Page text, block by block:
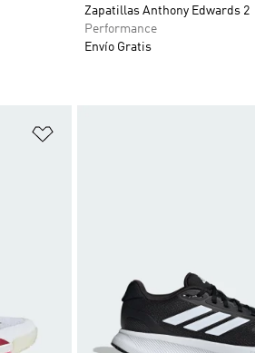
Zapatillas Anthony Edwards 2
Performance
Envío Gratis